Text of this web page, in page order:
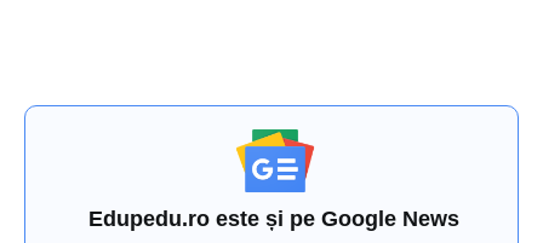
Edupedu.ro este și pe Google News